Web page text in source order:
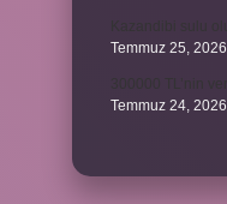
Temmuz 25, 2026
Temmuz 24, 2026